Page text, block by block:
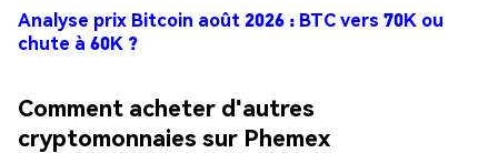
Analyse prix Bitcoin août 2026 : BTC vers 70K ou
chute à 60K ?
Comment acheter d'autres
cryptomonnaies sur Phemex